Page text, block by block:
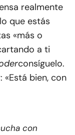
realmente
que estás
«más o
a ti
consíguelo.
bien, con
con